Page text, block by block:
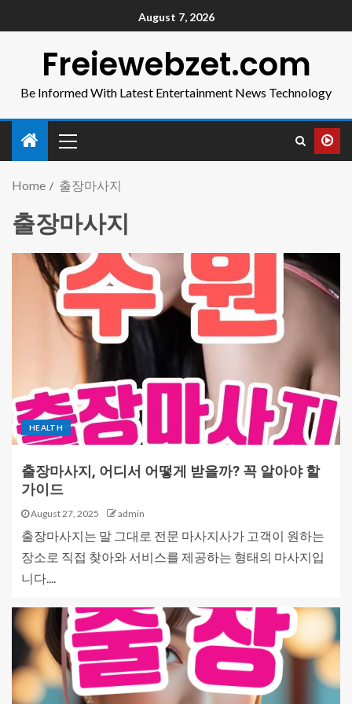
August 7, 2026
Freiewebzet.com
Be Informed With Latest Entertainment News Technology
Home 출장마사지
출장마사지
HEALTH
출장마사지, 어디서 어떻게 받을까? 꼭 알아야 할
가이드
August 27, 2025 admin
출장마사지는 말 그대로 전문 마사지사가 고객이 원하는
장소로 직접 찾아와 서비스를 제공하는 형태의 마사지입
니다....